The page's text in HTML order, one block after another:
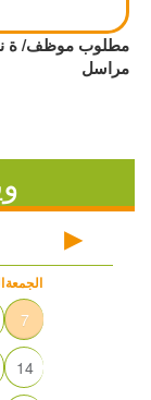
مطلوب موظف/ ة
مراسل
الجمعة
7
14